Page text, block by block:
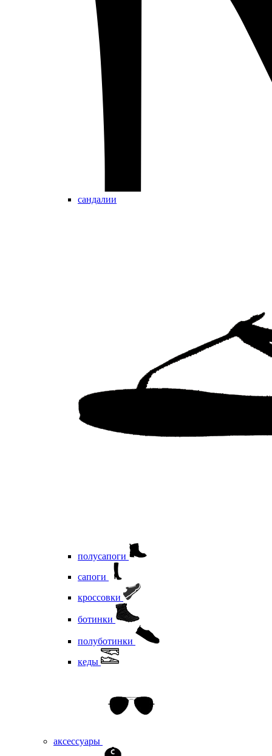
сандалии
полусапоги
сапоги
кроссовки
ботинки
полуботинки
кеды
аксессуары